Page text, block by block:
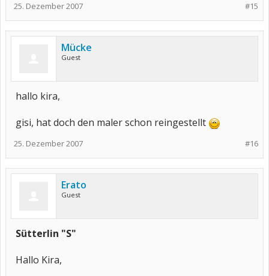
#15
25. Dezember 2007
Mücke
Guest
hallo kira,
gisi, hat doch den maler schon reingestellt
#16
25. Dezember 2007
Erato
Guest
Sütterlin "S"
Hallo Kira,